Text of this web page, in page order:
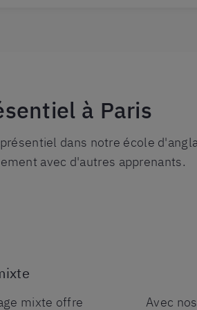
à Paris
dans notre école
avec d'autres apprenants.
mixte offre Avec